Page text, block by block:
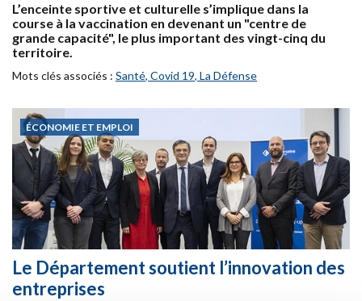
L’enceinte sportive et culturelle s’implique dans la
course à la vaccination en devenant un "centre de
grande capacité", le plus important des vingt-cinq du
territoire.
Mots clés associés : Santé, Covid 19, La Défense
ÉCONOMIE ET EMPLOI
Le Département soutient l’innovation des
entreprises